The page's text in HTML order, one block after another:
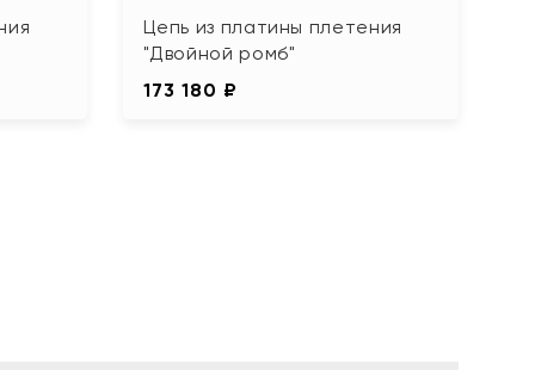
Цепь из платины плетения
"Двойной ромб"
173 180 ₽